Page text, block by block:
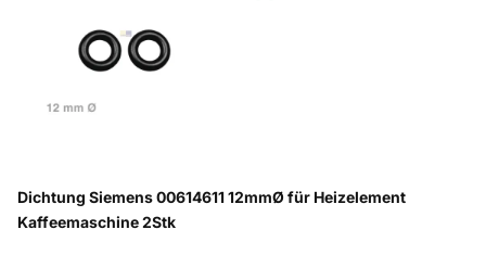
Dichtung Siemens 00614611 12mmØ für Heizelement
Kaffeemaschine 2Stk